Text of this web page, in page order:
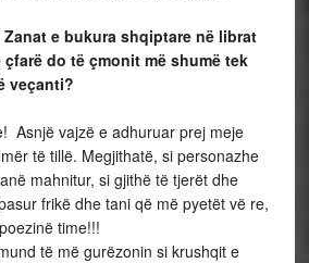
Zanat e bukura shqiptare në librat
do të çmonit më shumë tek
veçanti?
Asnjë vajzë e adhuruar prej meje
të tillë. Megjithatë, si personazhe
mahnitur, si gjithë të tjerët dhe
frikë dhe tani që më pyetët vë re,
time!!!
të më gurëzonin si krushqit e